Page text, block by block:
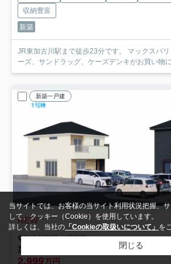
収納豊富
新築
JR東加古川駅まで徒歩23分です。 マックスバ
ーズ、サンドラッグ、ケーズデンキがお買い物
新築一戸建
NEW
加古川市尾上町口里
加古川市尾上町12期口里（全2棟）1号棟
2,999万円
当サイトでは、お客様の当サイト利用状況把握、
して、クッキー（Cookie）を使用しています。
詳しくは、当社の 「Cookieの取扱いについて」 を
閉じる